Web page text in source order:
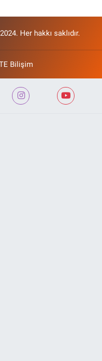
Her hakkı saklıdır.
Bilişim